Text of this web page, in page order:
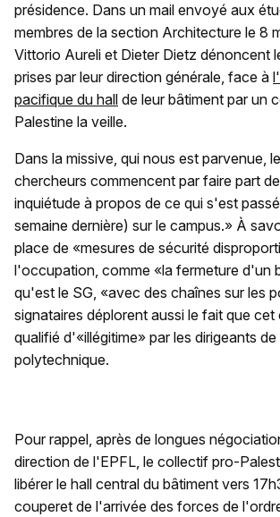
présidence. Dans un mail envoyé aux
membres de la section Architecture le 8
Vittorio Aureli et Dieter Dietz dénoncent
prises par leur direction générale, face à
pacifique du hall de leur bâtiment par un
Palestine la veille.
Dans la missive, qui nous est parvenue,
chercheurs commencent par faire part
inquiétude à propos de ce qui s'est
semaine dernière) sur le campus.» À
place de «mesures de sécurité
l'occupation, comme «la fermeture d'un
qu'est le SG, «avec des chaînes sur les
signataires déplorent aussi le fait que
qualifié d'«illégitime» par les dirigeants
polytechnique.
Pour rappel, après de longues
direction de l'EPFL, le collectif pro-
libérer le hall central du bâtiment vers
couperet de l'arrivée des forces de